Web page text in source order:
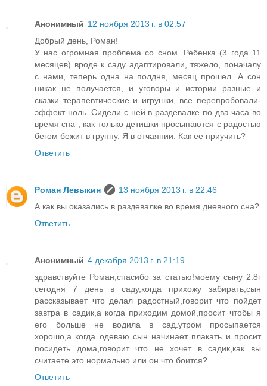
Анонимный 12 ноября 2013 г. в 02:57
Добрый день, Роман!
У нас огромная проблема со сном. Ребенка (3 года 11
месяцев) вроде к саду адаптировали, тяжело, поначалу
с нами, теперь одна на полдня, месяц прошел. А сон
никак не получается, и уговоры и истории разные и
сказки терапевтические и игрушки, все перепробовали-
эффект ноль. Сидели с ней в раздевалке по два часа во
время сна , как только детишки просыпаются с радостью
бегом бежит в группу. Я в отчаянии. Как ее приучить?
Ответить
Роман Левыкин
13 ноября 2013 г. в 22:46
А как вы оказались в раздевалке во время дневного сна?
Ответить
Анонимный 4 декабря 2013 г. в 21:19
здравствуйте Роман,спасибо за статью!моему сыну 2.8г
сегодня 7 день в саду,когда прихожу забирать,сын
рассказывает что делал радостный,говорит что пойдет
завтра в садик,а когда приходим домой,просит чтобы я
его больше не водила в сад.утром просыпается
хорошо,а когда одеваю сын начинает плакать и просит
посидеть дома,говорит что не хочет в садик,как вы
считаете это нормально или он что боится?
Ответить